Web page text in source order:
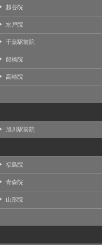
越谷院
水戸院
千葉駅前院
船橋院
高崎院
旭川駅前院
福島院
青森院
山形院